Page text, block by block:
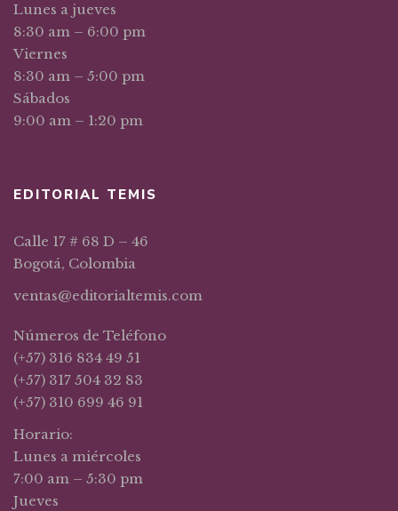
Lunes a jueves
8:30 am – 6:00 pm
Viernes
8:30 am – 5:00 pm
Sábados
9:00 am – 1:20 pm
EDITORIAL TEMIS
Calle 17 # 68 D – 46
Bogotá, Colombia
ventas@editorialtemis.com
Números de Teléfono
(+57) 316 834 49 51
(+57) 317 504 32 83
(+57) 310 699 46 91
Horario:
Lunes a miércoles
7:00 am – 5:30 pm
Jueves